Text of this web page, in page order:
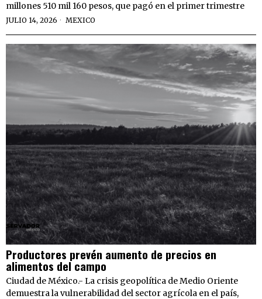
millones 510 mil 160 pesos, que pagó en el primer trimestre
JULIO 14, 2026 MEXICO
Productores prevén aumento de precios en
alimentos del campo
Ciudad de México.- La crisis geopolítica de Medio Oriente
demuestra la vulnerabilidad del sector agrícola en el país,